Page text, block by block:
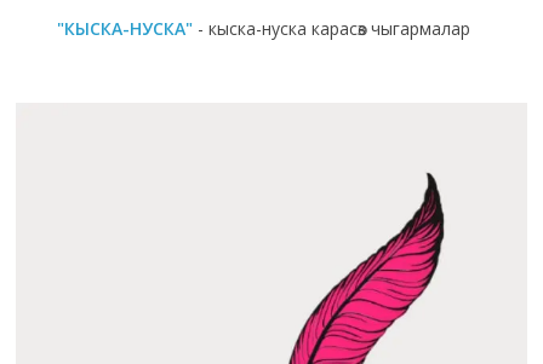
"КЫСКА-НУСКА" - кыска-нуска карасөз чыгармалар